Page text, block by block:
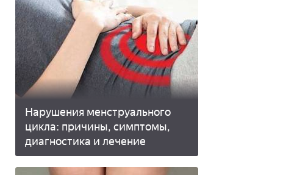
Нарушения менструального
цикла: причины, симптомы,
диагностика и лечение